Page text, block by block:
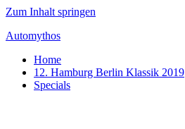
Zum Inhalt springen
Automythos
Home
12. Hamburg Berlin Klassik 2019
Specials